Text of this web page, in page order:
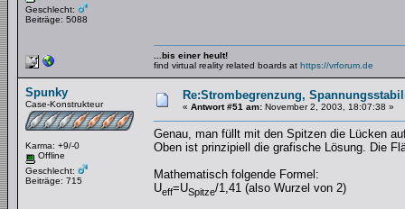
Geschlecht:
Beiträge: 5088
...bis einer heult!
find virtual reality related boards at https://vrforum.de
Spunky
Case-Konstrukteur
Karma: +9/-0
Offline
Geschlecht:
Beiträge: 715
Re:Strombegrenzung,
« Antwort #51 am: November 2, 2003, 18:07:38 »
Genau, man füllt mit den Spitzen die Lücken
Oben ist prinzipiell die grafische Lösung. Die
Mathematisch folgende Formel:
Ueff=USpitze/1,41 (also Wurzel von 2)